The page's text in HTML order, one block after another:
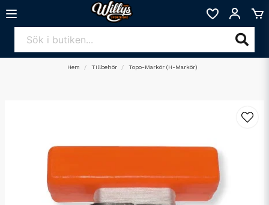
Hem Tillbehör Topo-Markör (H-Markör)